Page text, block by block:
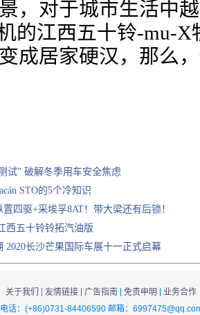
，对于城市生活中
的江西五十铃-mu-
成居家硬汉，那么
试” 破解冬季用车安全焦虑
STO的5个冷知识
四驱+采埃孚8AT！带大梁还有后锁！
西五十铃铃拓汽油版
2020长沙芒果国际车展十一正式启幕
关于我们 | 友情链接 | 广告指南 | 免责申明 | 业务合作
电话：(+86)0731-84406590 邮箱：